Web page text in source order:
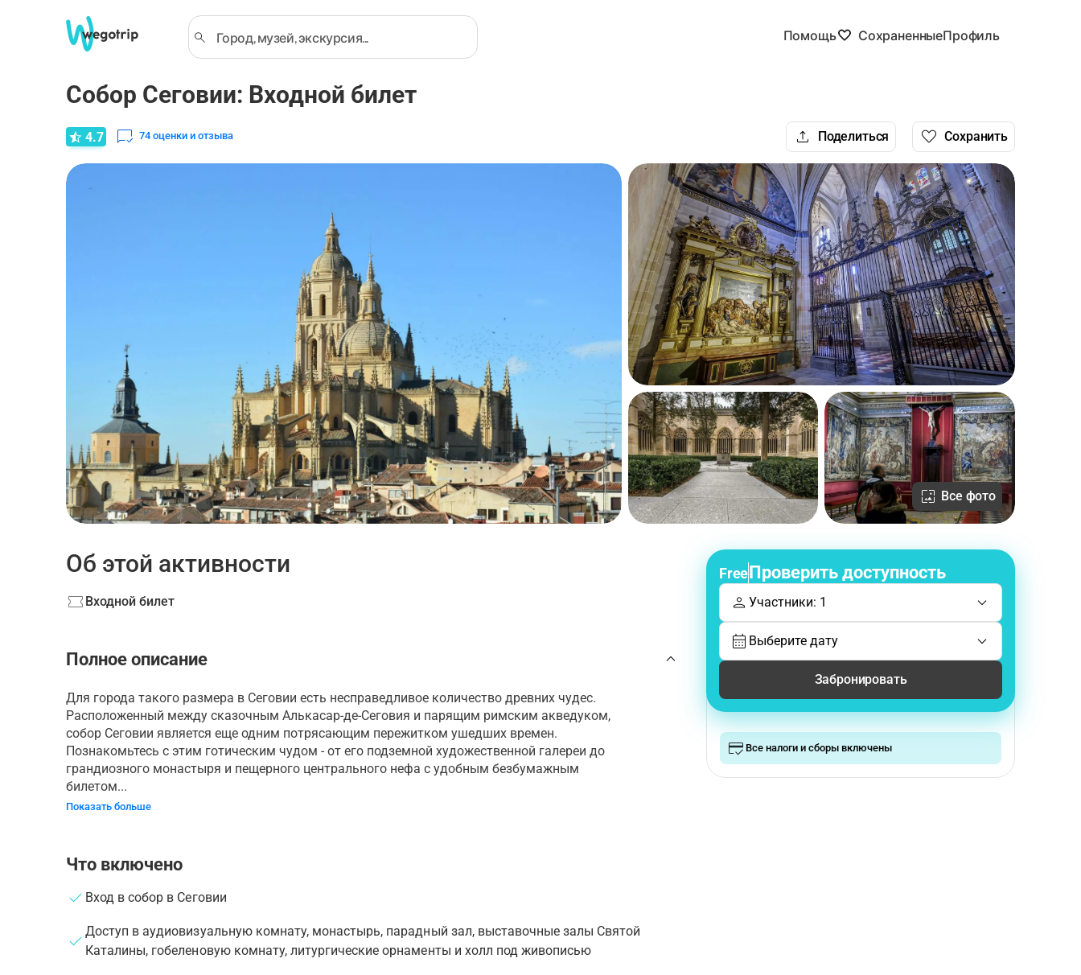
Помощь СохраненныеПрофиль
Собор Сеговии: Входной билет
4.7 74 оценки и отзыва Поделиться Сохранить
Все фото
Об этой активности
Входной билет
FreeПроверить доступность
Участники: 1
Выберите дату
Забронировать
Все налоги и сборы включены
Полное описание
Для города такого размера в Сеговии есть несправедливое количество древних чудес.
Расположенный между сказочным Алькасар-де-Сеговия и парящим римским акведуком,
собор Сеговии является еще одним потрясающим пережитком ушедших времен.
Познакомьтесь с этим готическим чудом - от его подземной художественной галереи до
грандиозного монастыря и пещерного центрального нефа с удобным безбумажным
билетом...
Показать больше
Что включено
Вход в собор в Сеговии
Доступ в аудиовизуальную комнату, монастырь, парадный зал, выставочные залы Святой
Каталины, гобеленовую комнату, литургические орнаменты и холл под живописью